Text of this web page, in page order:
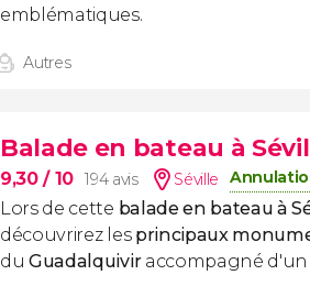
emblématiques.
Autres
Balade en bateau à
9,30/ 10 194 avis Séville
Lors de cette balade en bateau à
découvrirez les principaux
duGuadalquivir accompagné d'un